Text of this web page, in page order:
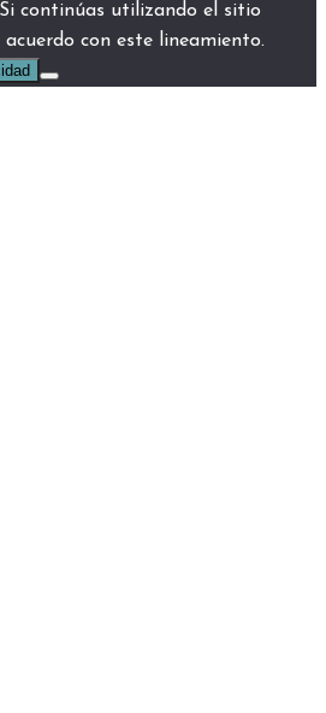
continúas utilizando el sitio
con este lineamiento.